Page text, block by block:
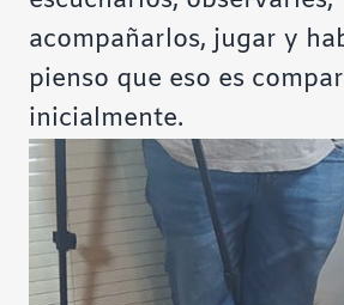
acompañarlos, jugar y
pienso que eso es
inicialmente.